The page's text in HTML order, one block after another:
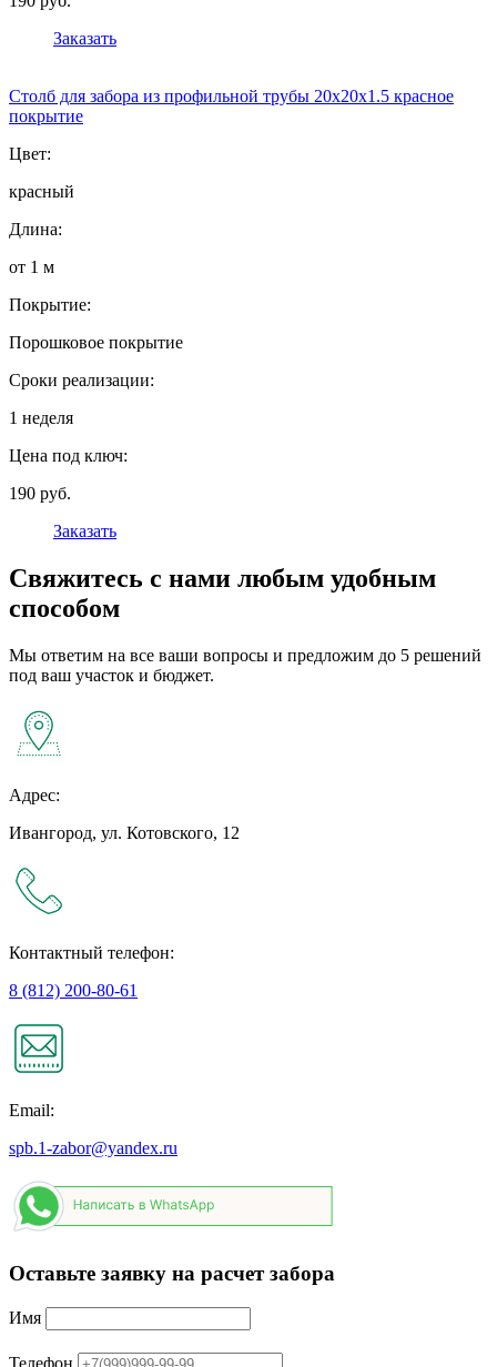
Заказать
Столб для забора из профильной трубы 20х20х1.5 красное
покрытие
Цвет:
красный
Длина:
от 1 м
Покрытие:
Порошковое покрытие
Сроки реализации:
1 неделя
Цена под ключ:
190 руб.
Заказать
Свяжитесь с нами любым удобным
способом
Мы ответим на все ваши вопросы и предложим до 5 решений
под ваш участок и бюджет.
Адрес:
Ивангород, ул. Котовского, 12
Контактный телефон:
8 (812) 200-80-61
Email:
spb.1-zabor@yandex.ru
Оставьте заявку на расчет забора
Имя
Телефон